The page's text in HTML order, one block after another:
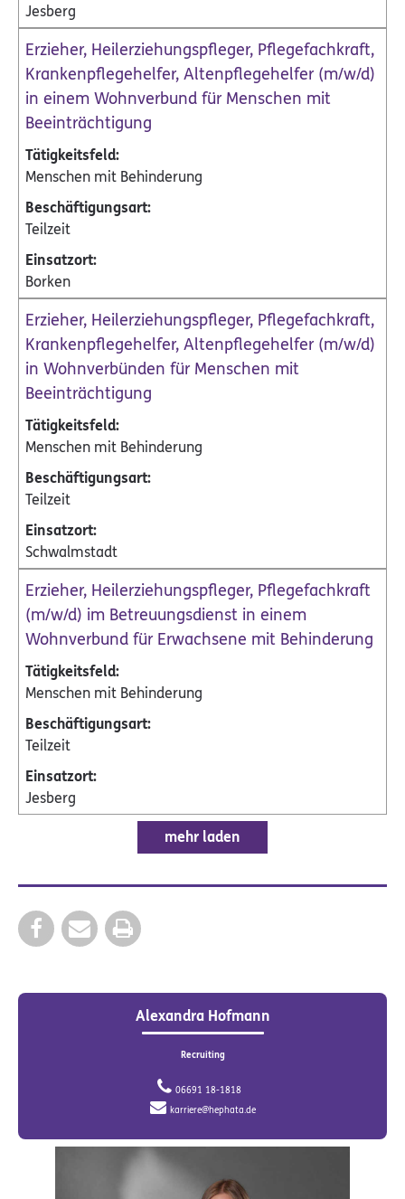
Jesberg
Erzieher, Heilerziehungspfleger, Pflegefachkraft,
Krankenpflegehelfer, Altenpflegehelfer (m/w/d)
in einem Wohnverbund für Menschen mit
Beeinträchtigung
Menschen mit Behinderung
Teilzeit
Borken
Erzieher, Heilerziehungspfleger, Pflegefachkraft,
Krankenpflegehelfer, Altenpflegehelfer (m/w/d)
in Wohnverbünden für Menschen mit
Beeinträchtigung
Menschen mit Behinderung
Teilzeit
Schwalmstadt
Erzieher, Heilerziehungspfleger, Pflegefachkraft
(m/w/d) im Betreuungsdienst in einem
Wohnverbund für Erwachsene mit Behinderung
Menschen mit Behinderung
Teilzeit
Jesberg
mehr laden
Alexandra Hofmann
Recruiting
06691 18-1818
karriere@hephata.de